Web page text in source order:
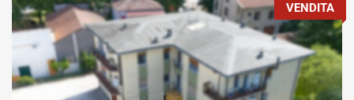
VENDITA